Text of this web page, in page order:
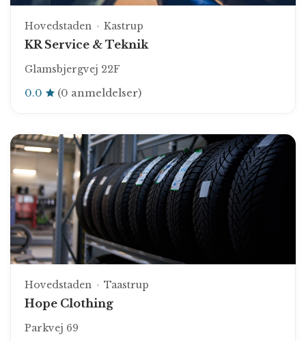
Hovedstaden Kastrup
KR Service & Teknik
Glamsbjergvej 22F
0.0 (0 anmeldelser)
Hovedstaden Taastrup
Hope Clothing
Parkvej 69